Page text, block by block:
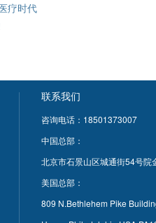
疗时代
联系我们
咨询电话：18501373007
中国总部：
北京市石景山区城通街54号院
美国总部：
809 N.Bethlehem Pike